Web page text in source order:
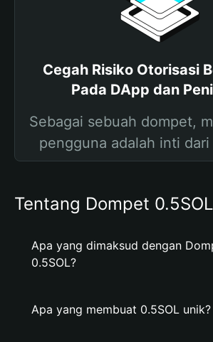
Cegah Risiko Otorisasi
Pada DApp dan
Sebagai sebuah dompet,
pengguna adalah inti dari
Tentang Dompet 0.5SOL
Apa yang dimaksud dengan
0.5SOL?
Apa yang membuat 0.5SOL unik?